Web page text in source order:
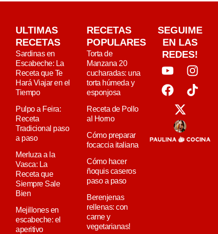
ULTIMAS
RECETAS
Sardinas en
Escabeche: La
Receta que Te
Hará Viajar en el
Tiempo
Pulpo a Feira:
Receta
Tradicional paso
a paso
Merluza a la
Vasca: La
Receta que
Siempre Sale
Bien
Mejillones en
escabeche: el
aperitivo
RECETAS
POPULARES
Torta de
Manzana 20
cucharadas: una
torta húmeda y
esponjosa
Receta de Pollo
al Horno
Cómo preparar
focaccia italiana
Cómo hacer
ñoquis caseros
paso a paso
Berenjenas
rellenas: con
carne y
vegetarianas!
SEGUIME
EN LAS
REDES!